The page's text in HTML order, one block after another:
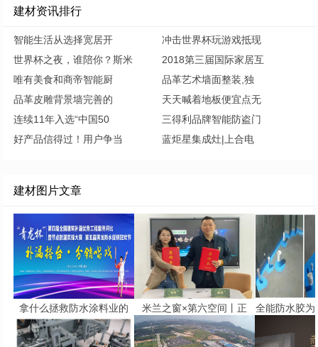
建材资讯排行
智能生活从选择宽居开
冲击世界杯玩游戏抵现
世界杯之夜，谁陪你？斯米
2018第三届国际家居互
唯有美食和商帝智能厨
品革艺术墙面整装,独
品革皮雕背景墙完善的
天天喊着地板便宜点无
连续11年入选“中国50
三得利品牌智能防盗门
好产品信得过！用户争当
蓝炬星集成灶|上合电
建材图片文章
拿什么拯救防水涂料业的 米兰之窗×第六空间丨正 全能防水胶